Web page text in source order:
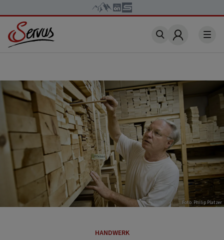
Account
Foto: Philip Platzer
HANDWERK